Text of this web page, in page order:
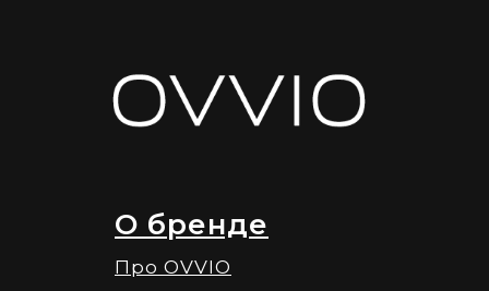
Про OVVIO
О бренде